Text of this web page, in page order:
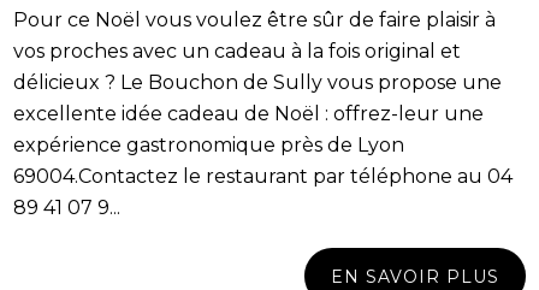
Pour ce Noël vous voulez être sûr de faire plaisir à
vos proches avec un cadeau à la fois original et
délicieux ? Le Bouchon de Sully vous propose une
excellente idée cadeau de Noël : offrez-leur une
expérience gastronomique près de Lyon
69004.Contactez le restaurant par téléphone au 04
89 41 07 9...
EN SAVOIR PLUS